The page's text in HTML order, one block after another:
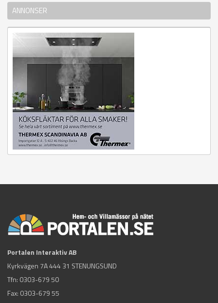
ANNONSER
Portalen Interaktiv AB
Kyrkvägen 7A 444 31 STENUNGSUND
Tfn: 0303-679 50
Fax: 0303-679 55